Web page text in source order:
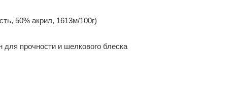
50% акрил, 1613м/100г)
для прочности и шелкового блеска